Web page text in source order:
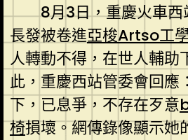
8月3日，重慶火車
長發被卷進亞梭Artso工
人轉動不得，在世人輔助
此，重慶西站管委會回應
下，已息爭，不存在歹意
椅損壞。網傳錄像顯示她